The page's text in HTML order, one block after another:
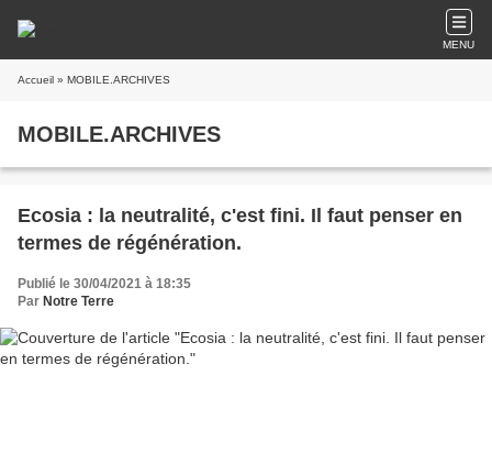
MENU
Accueil » MOBILE.ARCHIVES
MOBILE.ARCHIVES
Ecosia : la neutralité, c'est fini. Il faut penser en
termes de régénération.
Publié le 30/04/2021 à 18:35
Par Notre Terre